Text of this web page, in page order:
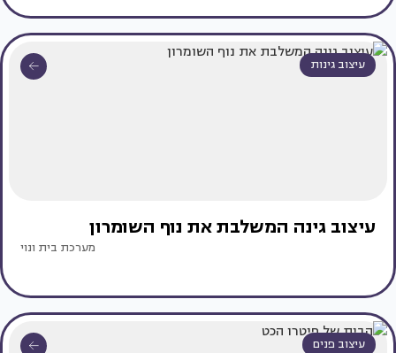
עיצוב גינות
עיצוב גינה המשלבת את נוף השומרון
מערכת בית ונוי
עיצוב פנים